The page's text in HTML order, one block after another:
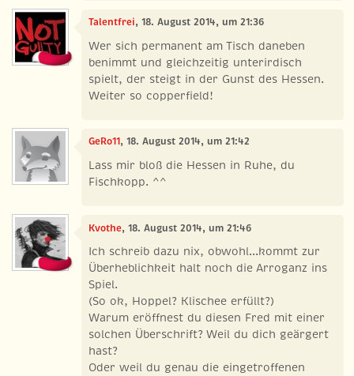
Talentfrei, 18. August 2014, um 21:36
Wer sich permanent am Tisch daneben
benimmt und gleichzeitig unterirdisch
spielt, der steigt in der Gunst des Hessen.
Weiter so copperfield!
GeRo11, 18. August 2014, um 21:42
Lass mir bloß die Hessen in Ruhe, du
Fischkopp. ^^
Kvothe, 18. August 2014, um 21:46
Ich schreib dazu nix, obwohl...kommt zur
Überheblichkeit halt noch die Arroganz ins
Spiel.
(So ok, Hoppel? Klischee erfüllt?)
Warum eröffnest du diesen Fred mit einer
solchen Überschrift? Weil du dich geärgert
hast?
Oder weil du genau die eingetroffenen